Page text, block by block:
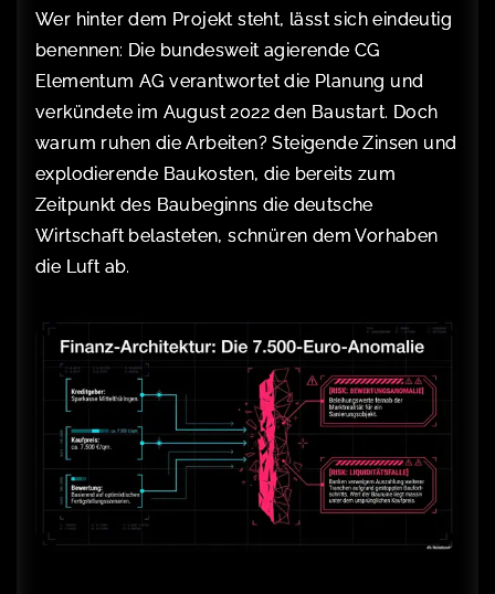
Wer hinter dem Projekt steht, lässt sich eindeutig
benennen: Die bundesweit agierende CG
Elementum AG verantwortet die Planung und
verkündete im August 2022 den Baustart. Doch
warum ruhen die Arbeiten? Steigende Zinsen und
explodierende Baukosten, die bereits zum
Zeitpunkt des Baubeginns die deutsche
Wirtschaft belasteten, schnüren dem Vorhaben
die Luft ab.